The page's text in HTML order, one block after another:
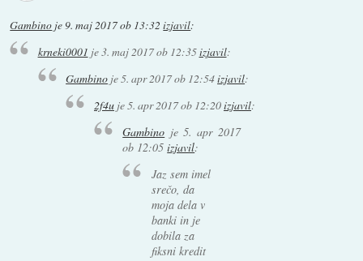
Gambino je 9. maj 2017 ob 13:32 izjavil:
krneki0001 je3. maj 2017 ob 12:35izjavil:
Gambino je5. apr 2017 ob 12:54izjavil:
2f4uje5. apr 2017 ob 12:20izjavil:
Gambino je 5. apr 2017
ob 12:05 izjavil:
Jaz sem imel
srečo, da
moja dela v
banki in je
dobila za
fiksni kredit